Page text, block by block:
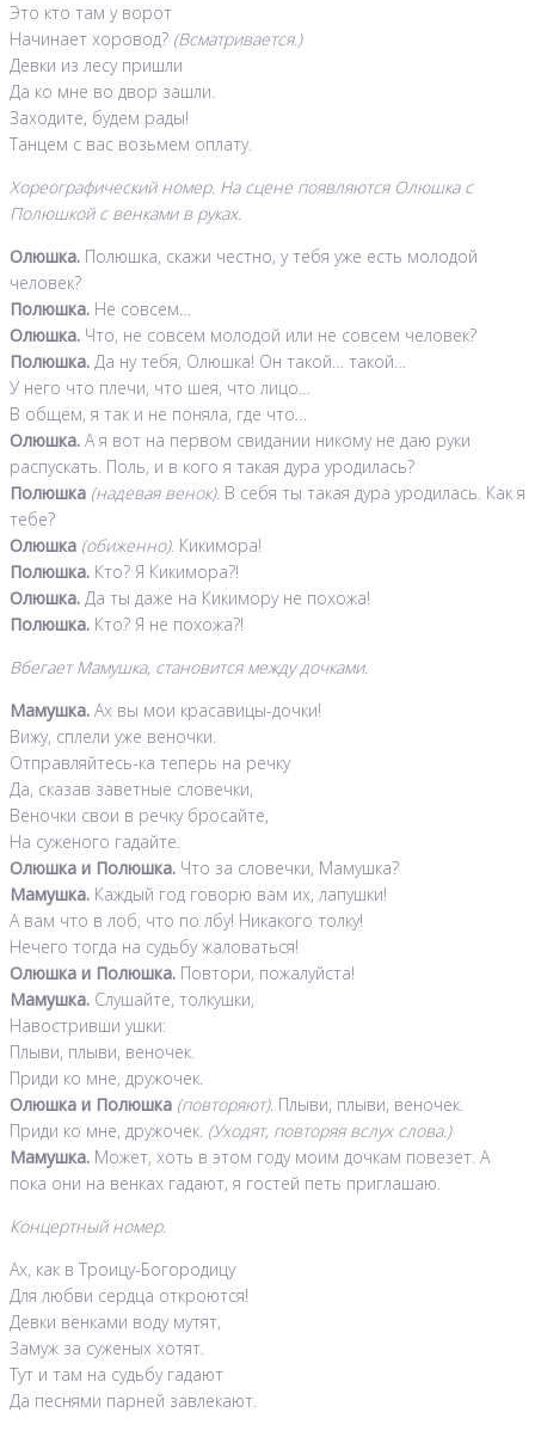
Это кто там у ворот
Начинает хоровод? (Всматривается.)
Девки из лесу пришли
Да ко мне во двор зашли.
Заходите, будем рады!
Танцем с вас возьмем оплату.
Хореографический номер. На сцене появляются Олюшка с
Полюшкой с венками в руках.
Олюшка. Полюшка, скажи честно, у тебя уже есть молодой
человек?
Полюшка. Не совсем…
Олюшка. Что, не совсем молодой или не совсем человек?
Полюшка. Да ну тебя, Олюшка! Он такой… такой…
У него что плечи, что шея, что лицо…
В общем, я так и не поняла, где что…
Олюшка. А я вот на первом свидании никому не даю руки
распускать. Поль, и в кого я такая дура уродилась?
Полюшка (надевая венок). В себя ты такая дура уродилась. Как я
тебе?
Олюшка (обиженно). Кикимора!
Полюшка. Кто? Я Кикимора?!
Олюшка. Да ты даже на Кикимору не похожа!
Полюшка. Кто? Я не похожа?!
Вбегает Мамушка, становится между дочками.
Мамушка. Ах вы мои красавицы-дочки!
Вижу, сплели уже веночки.
Отправляйтесь-ка теперь на речку
Да, сказав заветные словечки,
Веночки свои в речку бросайте,
На суженого гадайте.
Олюшка и Полюшка. Что за словечки, Мамушка?
Мамушка. Каждый год говорю вам их, лапушки!
А вам что в лоб, что по лбу! Никакого толку!
Нечего тогда на судьбу жаловаться!
Олюшка и Полюшка. Повтори, пожалуйста!
Мамушка. Слушайте, толкушки,
Навостривши ушки:
Плыви, плыви, веночек.
Приди ко мне, дружочек.
Олюшка и Полюшка (повторяют). Плыви, плыви, веночек.
Приди ко мне, дружочек. (Уходят, повторяя вслух слова.)
Мамушка. Может, хоть в этом году моим дочкам повезет. А
пока они на венках гадают, я гостей петь приглашаю.
Концертный номер.
Ах, как в Троицу-Богородицу
Для любви сердца откроются!
Девки венками воду мутят,
Замуж за суженых хотят.
Тут и там на судьбу гадают
Да песнями парней завлекают.